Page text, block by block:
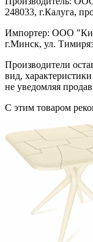
248033, г.Калуга,
Импортер: ООО
г.Минск, ул.
Производители
вид,
не уведомляя
С этим товаром